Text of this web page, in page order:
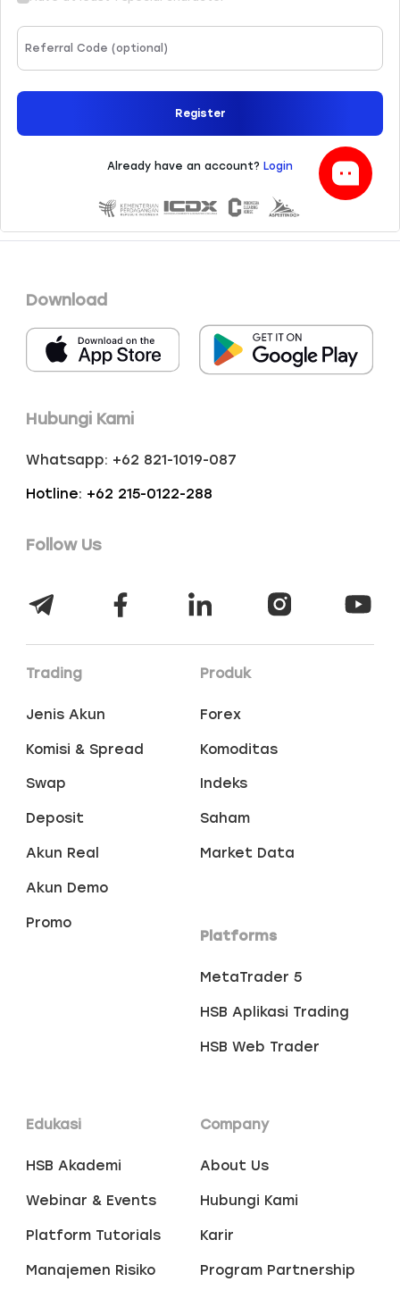
Download
Hubungi Kami
Whatsapp: +62 821-1019-087
Hotline: +62 215-0122-288
Follow Us
Trading
Jenis Akun
Komisi & Spread
Swap
Deposit
Akun Real
Akun Demo
Promo
Produk
Forex
Komoditas
Indeks
Saham
Market Data
Platforms
MetaTrader 5
HSB Aplikasi Trading
HSB Web Trader
Edukasi
HSB Akademi
Webinar & Events
Platform Tutorials
Manajemen Risiko
Company
About Us
Hubungi Kami
Karir
Program Partnership